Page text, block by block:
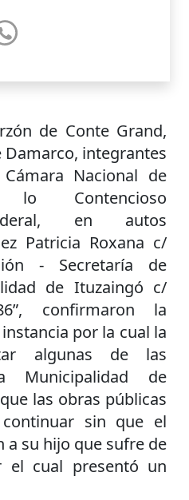
de Conte Grand,
Damarco, integrantes
Nacional de
lo Contencioso
en autos
Patricia Roxana c/
- Secretaría de
de Ituzaingó c/
confirmaron la
por la cual la
algunas de las
Municipalidad de
las obras públicas
sin que el
a su hijo que sufre de
el cual presentó un